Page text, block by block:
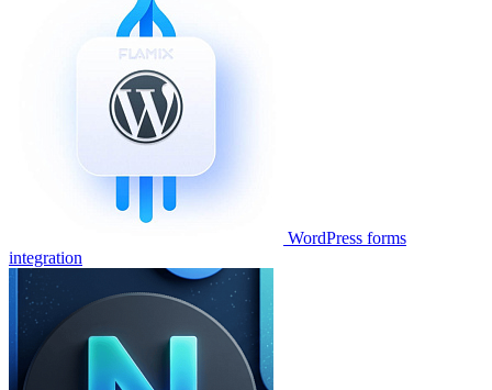
WordPress forms
integration